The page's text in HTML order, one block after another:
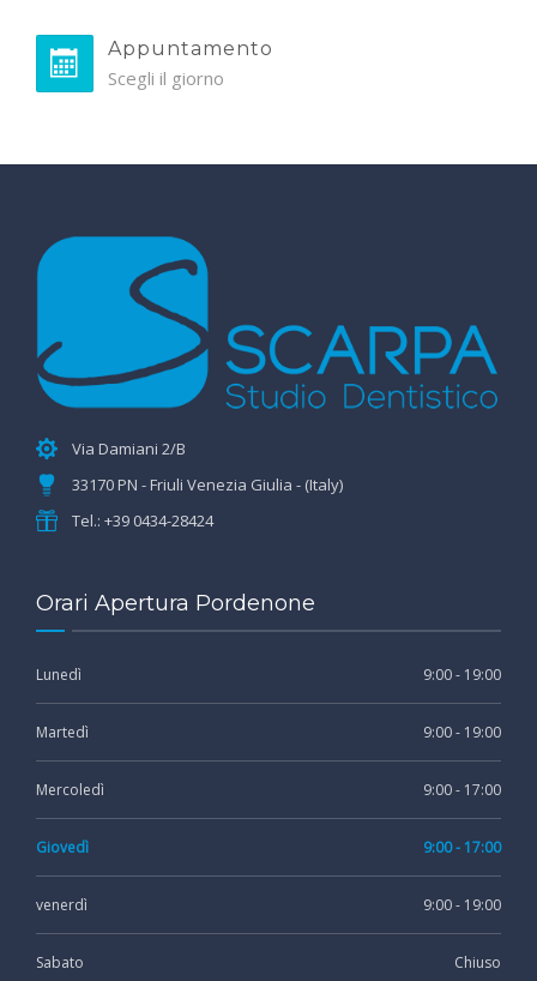
Appuntamento
Scegli il giorno
Via Damiani 2/B
33170 PN - Friuli Venezia Giulia - (Italy)
Tel.: +39 0434-28424
Orari Apertura Pordenone
Lunedì 9:00 - 19:00
Martedì 9:00 - 19:00
Mercoledì 9:00 - 17:00
Giovedì 9:00 - 17:00
venerdì 9:00 - 19:00
Sabato Chiuso